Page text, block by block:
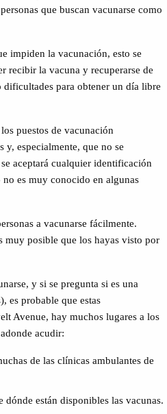
que buscan vacunarse como
impiden la vacunación, esto se
recibir la vacuna y recuperarse de
dificultades para obtener un día libre
puestos de vacunación
y, especialmente, que no se
aceptará cualquier identificación
es muy conocido en algunas
a vacunarse fácilmente.
muy posible que los hayas visto por
y si se pregunta si es una
es probable que estas
Avenue, hay muchos lugares a los
acudir:
de las clínicas ambulantes de
están disponibles las vacunas.